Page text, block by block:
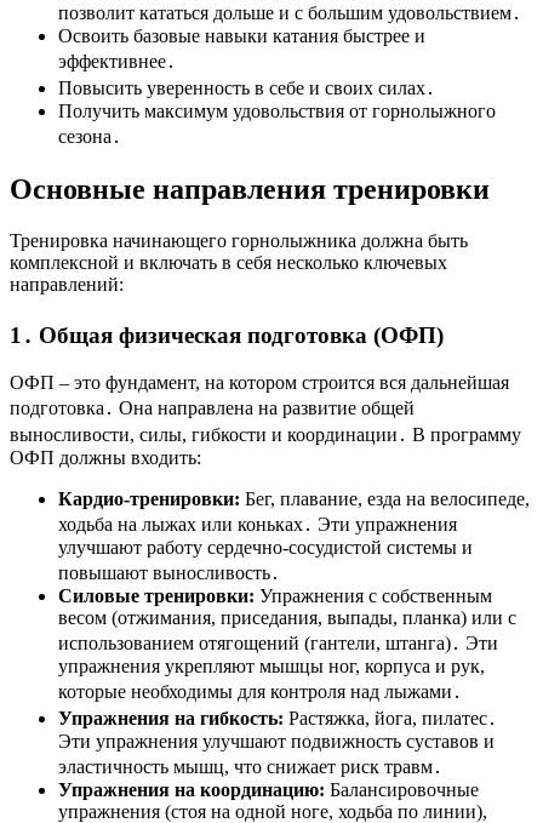
позволит кататься дольше и с большим удовольствием․
Освоить базовые навыки катания быстрее и
эффективнее․
Повысить уверенность в себе и своих силах․
Получить максимум удовольствия от горнолыжного
сезона․
Основные направления тренировки
Тренировка начинающего горнолыжника должна быть
комплексной и включать в себя несколько ключевых
направлений:
1․ Общая физическая подготовка (ОФП)
ОФП – это фундамент, на котором строится вся дальнейшая
подготовка․ Она направлена на развитие общей
выносливости, силы, гибкости и координации․ В программу
ОФП должны входить:
Кардио-тренировки: Бег, плавание, езда на велосипеде,
ходьба на лыжах или коньках․ Эти упражнения
улучшают работу сердечно-сосудистой системы и
повышают выносливость․
Силовые тренировки: Упражнения с собственным
весом (отжимания, приседания, выпады, планка) или с
использованием отягощений (гантели, штанга)․ Эти
упражнения укрепляют мышцы ног, корпуса и рук,
которые необходимы для контроля над лыжами․
Упражнения на гибкость: Растяжка, йога, пилатес․
Эти упражнения улучшают подвижность суставов и
эластичность мышц, что снижает риск травм․
Упражнения на координацию: Балансировочные
упражнения (стоя на одной ноге, ходьба по линии),